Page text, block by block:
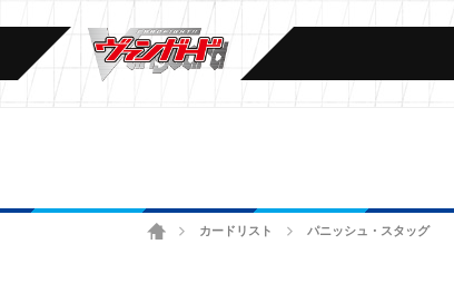
ホームカードリスト パニッシュ・スタッグ